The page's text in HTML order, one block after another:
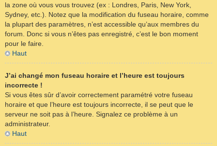
la zone où vous vous trouvez (ex : Londres, Paris, New York,
Sydney, etc.). Notez que la modification du fuseau horaire, comme
la plupart des paramètres, n’est accessible qu’aux membres du
forum. Donc si vous n’êtes pas enregistré, c’est le bon moment
pour le faire.
Haut
J’ai changé mon fuseau horaire et l’heure est toujours
incorrecte !
Si vous êtes sûr d’avoir correctement paramétré votre fuseau
horaire et que l’heure est toujours incorrecte, il se peut que le
serveur ne soit pas à l’heure. Signalez ce problème à un
administrateur.
Haut